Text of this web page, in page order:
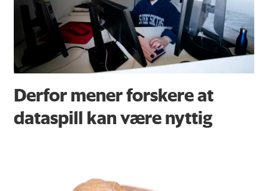
Derfor mener forskere at
dataspill kan være nyttig